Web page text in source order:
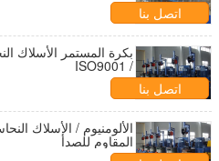
اتصل بنا
بكرة المستمر الأسلاك
/ ISO9001
اتصل بنا
الألومنيوم / الأسلاك
المقاوم للصدأ